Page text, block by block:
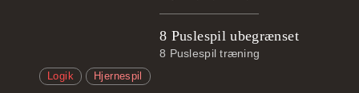
8 Puslespil ubegrænset
8 Puslespil træning
Logik Hjernespil